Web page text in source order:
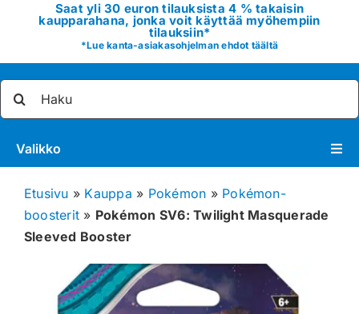
Saat yli 30 euron tilauksista 4 % takaisin
kaupparahana, jonka voit käyttää myöhempiin
tilauksiin*
*Lue kanta-asiakasohjelman ehdot täältä
Valikko
Pokémon
Tarvikkeet
Blind Boksit
Etusivu » Kauppa » Pokémon » Pokémon-
boosterit » Pokémon SV6: Twilight Masquerade
Sleeved Booster